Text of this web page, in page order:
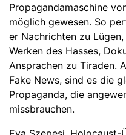
Propagandamaschine
möglich gewesen. So
er Nachrichten zu
Werken des Hasses,
Ansprachen zu Tiraden.
Fake News, sind es die
Propaganda, die
missbrauchen.